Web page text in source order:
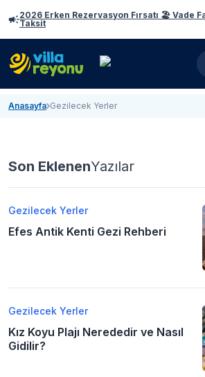
2026 Erken Rezervasyon Fırsatı 🏖️ Vade
Taksit
Anasayfa Gezilecek Yerler
Son EklenenYazılar
Gezilecek Yerler
Efes Antik Kenti Gezi Rehberi
Gezilecek Yerler
Kız Koyu Plajı Nerededir ve Nasıl
Gidilir?